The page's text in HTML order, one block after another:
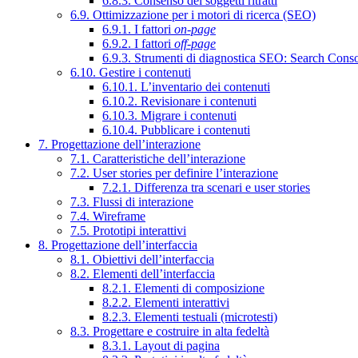
6.9. Ottimizzazione per i motori di ricerca (SEO)
6.9.1. I fattori on-page
6.9.2. I fattori off-page
6.9.3. Strumenti di diagnostica SEO: Search
6.10. Gestire i contenuti
6.10.1. L’inventario dei contenuti
6.10.2. Revisionare i contenuti
6.10.3. Migrare i contenuti
6.10.4. Pubblicare i contenuti
7. Progettazione dell’interazione
7.1. Caratteristiche dell’interazione
7.2. User stories per definire l’interazione
7.2.1. Differenza tra scenari e user stories
7.3. Flussi di interazione
7.4. Wireframe
7.5. Prototipi interattivi
8. Progettazione dell’interfaccia
8.1. Obiettivi dell’interfaccia
8.2. Elementi dell’interfaccia
8.2.1. Elementi di composizione
8.2.2. Elementi interattivi
8.2.3. Elementi testuali (microtesti)
8.3. Progettare e costruire in alta fedeltà
8.3.1. Layout di pagina